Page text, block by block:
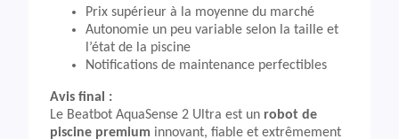
Prix supérieur à la moyenne du marché
Autonomie un peu variable selon la taille et
l’état de la piscine
Notifications de maintenance perfectibles
Avis final :
Le Beatbot AquaSense 2 Ultra est un robot de
piscine premium innovant, fiable et extrêmement